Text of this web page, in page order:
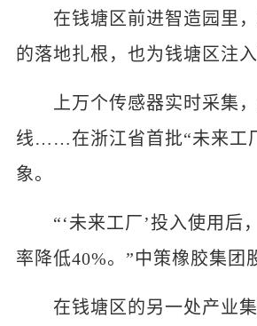
在钱塘区前进智造园里，
的落地扎根，也为钱塘区注
上万个传感器实时采集，
线……在浙江省首批“未来工
象。
“‘未来工厂’投入使用后，
率降低40%。”中策橡胶集
在钱塘区的另一处产业集